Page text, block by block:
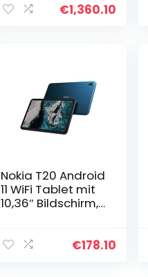
Home)
€1,360.10
Nokia T20 Android
11 WiFi Tablet mit
10,36″ Bildschirm,
Akku, 8MP + 5MP
€178.10